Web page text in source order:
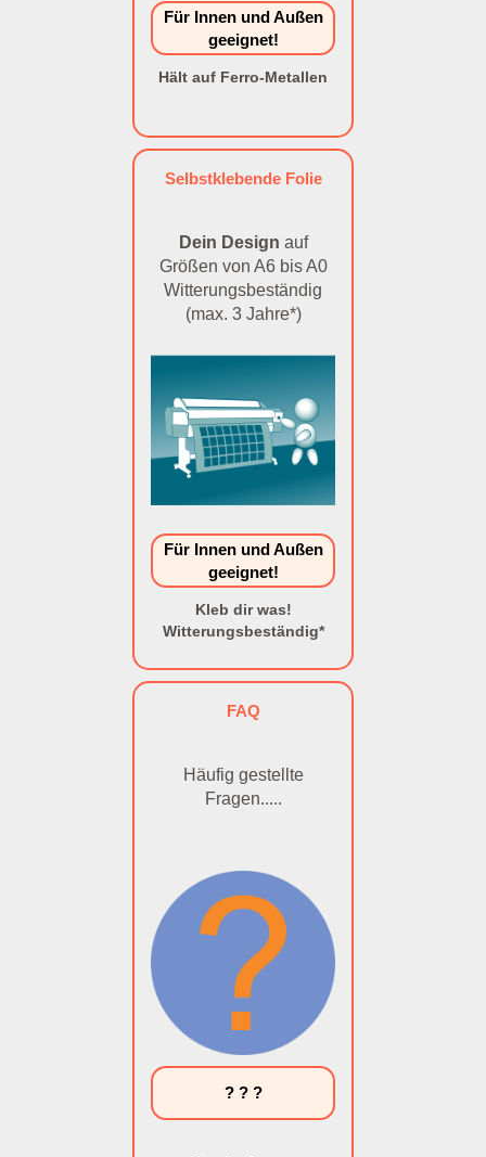
Für Innen und Außen
geeignet!
Hält auf Ferro-Metallen
Selbstklebende Folie
Dein Design auf
Größen von A6 bis A0
Witterungsbeständig
(max. 3 Jahre*)
Für Innen und Außen
geeignet!
Kleb dir was!
Witterungsbeständig*
FAQ
Häufig gestellte
Fragen.....
? ? ?